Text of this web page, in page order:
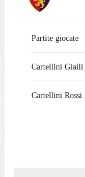
Partite giocate
Cartellini Gialli
Cartellini Rossi